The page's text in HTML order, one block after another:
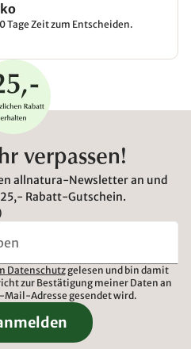
Tage Zeit zum Entscheiden.
verpassen!
allnatura-Newsletter an und
Rabatt-Gutschein.
Datenschutzgelesen und bin damit
zur Bestätigung meiner Daten an
Mail-Adresse gesendet wird.